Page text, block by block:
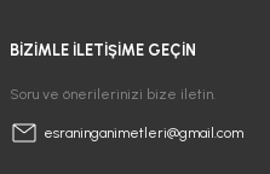
BİZİMLE İLETİŞİME GEÇİN
Soru ve önerilerinizi bize iletin.
esraninganimetleri@gmail.com